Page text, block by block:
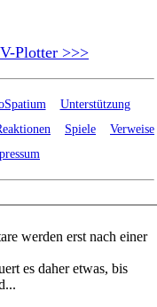
V-Plotter >>>
Unterstützung
Spiele
Verweise